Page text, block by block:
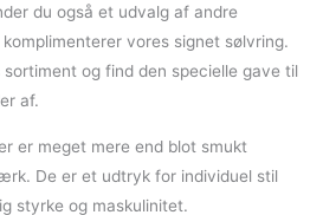
du også et udvalg af andre
vores signet sølvring.
sortiment og find den specielle gave til
af.
er meget mere end blot smukt
De er et udtryk for individuel stil
styrke og maskulinitet.